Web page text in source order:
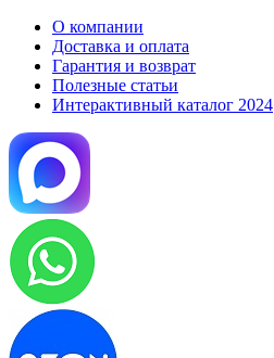
О компании
Доставка и оплата
Гарантия и возврат
Полезные статьи
Интерактивный каталог 2024